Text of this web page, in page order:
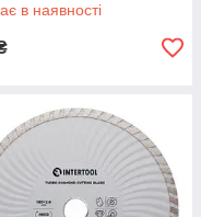
в наявності